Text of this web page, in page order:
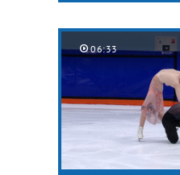
06:33